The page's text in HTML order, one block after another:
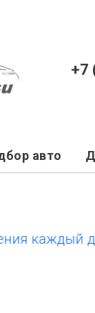
+7
авто
день